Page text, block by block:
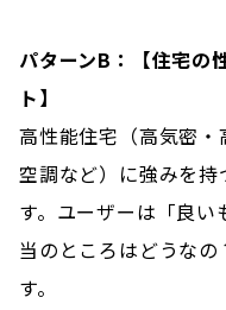
パターンB：【住宅の
ト】
高性能住宅（高気密
空調など）に強みを
す。ユーザーは「良
当のところはどうな
す。